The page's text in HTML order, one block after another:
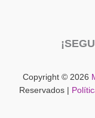
Copyright © 2026
Reservados |